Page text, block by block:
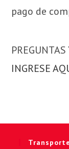
pago de
INGRESE
Transporte